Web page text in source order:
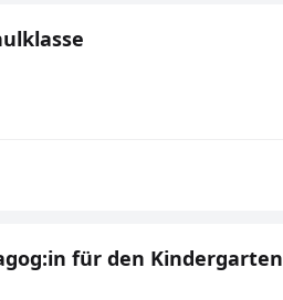
für den Kindergarten